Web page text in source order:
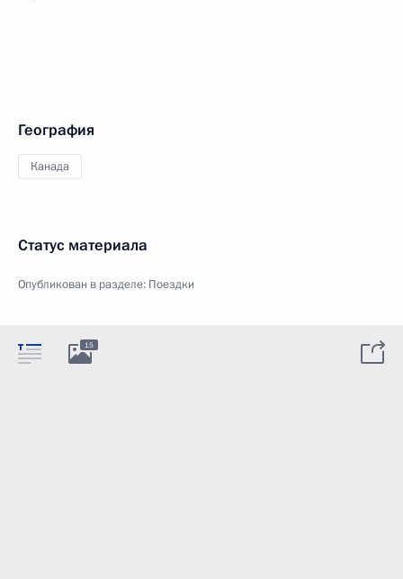
География
Канада
Статус материала
Опубликован в разделе: Поездки
15